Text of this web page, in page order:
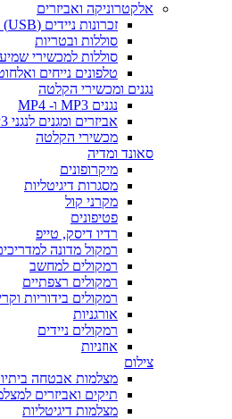
אלקטרוניקה ואביזרים
זכרונות ניידים (USB) וכרטיסי זיכרון
סוללות ובטריות
סוללות למכשירי
טלפונים נייחים
נגנים ומכשירי הקלטה
נגנים MP3 ו- MP4
אביזרים ומגנים לנגני MP3 ו- MP4
מכשירי הקלטה
סאונד ומדיה
מיקרופונים
מסגרות דיגיטליות
מקרני קול
פטיפונים
רדיו דיסק, טייפ
רמקול מדונה
רמקולים למחשב
רמקולים רצפתיים
רמקולים בידוריות
אורגניות
רמקולים ניידים
אוזניות
צילום
מצלמות אבטחה
תיקים ואביזרים
מצלמות דיגיטליות